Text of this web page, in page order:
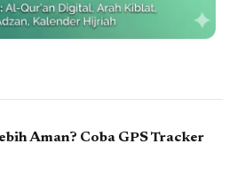
Aman? Coba GPS Tracker